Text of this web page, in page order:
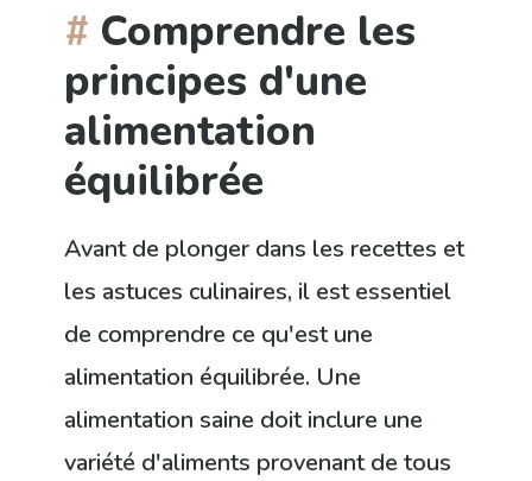
Comprendre les
principes d'une
alimentation
équilibrée
Avant de plonger dans les recettes et
les astuces culinaires, il est essentiel
de comprendre ce qu'est une
alimentation équilibrée. Une
alimentation saine doit inclure une
variété d'aliments provenant de tous